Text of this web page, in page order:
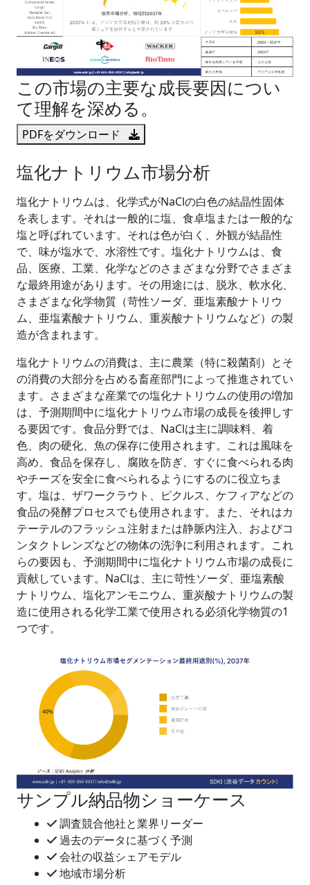
この市場の主要な成長要因につい
て理解を深める。
PDFをダウンロード
塩化ナトリウム市場分析
塩化ナトリウムは、化学式がNaClの白色の結晶性固体
を表します。それは一般的に塩、食卓塩または一般的な
塩と呼ばれています。それは色が白く、外観が結晶性
で、味が塩水で、水溶性です。塩化ナトリウムは、食
品、医療、工業、化学などのさまざまな分野でさまざま
な最終用途があります。その用途には、脱氷、軟水化、
さまざまな化学物質（苛性ソーダ、亜塩素酸ナトリウ
ム、亜塩素酸ナトリウム、重炭酸ナトリウムなど）の製
造が含まれます。
塩化ナトリウムの消費は、主に農業（特に殺菌剤）とそ
の消費の大部分を占める畜産部門によって推進されてい
ます。さまざまな産業での塩化ナトリウムの使用の増加
は、予測期間中に塩化ナトリウム市場の成長を後押しす
る要因です。食品分野では、NaClは主に調味料、着
色、肉の硬化、魚の保存に使用されます。これは風味を
高め、食品を保存し、腐敗を防ぎ、すぐに食べられる肉
やチーズを安全に食べられるようにするのに役立ちま
す。塩は、ザワークラウト、ピクルス、ケフィアなどの
食品の発酵プロセスでも使用されます。また、それはカ
テーテルのフラッシュ注射または静脈内注入、およびコ
ンタクトレンズなどの物体の洗浄に利用されます。これ
らの要因も、予測期間中に塩化ナトリウム市場の成長に
貢献しています。NaClは、主に苛性ソーダ、亜塩素酸
ナトリウム、塩化アンモニウム、重炭酸ナトリウムの製
造に使用される化学工業で使用される必須化学物質の1
つです。
サンプル納品物ショーケース
調査競合他社と業界リーダー
過去のデータに基づく予測
会社の収益シェアモデル
地域市場分析